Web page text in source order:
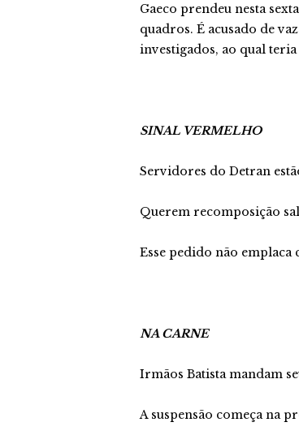
Gaeco prendeu nesta
quadros. É acusado de
investigados, ao qual
SINAL VERMELHO
Servidores do Detran
Querem recomposição
Esse pedido não emplaca
NA CARNE
Irmãos Batista mandam
A suspensão começa na